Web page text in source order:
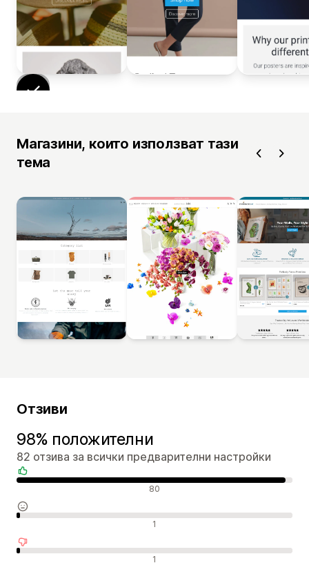
Магазини, които използват тази
тема
Отзиви
98% положителни
82 отзива за всички предварителни настройки
Положителни отзиви 80
Неутрални отзиви 1
Отрицателни отзиви 1